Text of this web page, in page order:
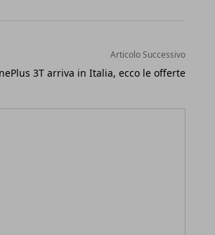
Articolo Successivo
3T arriva in Italia, ecco le offerte